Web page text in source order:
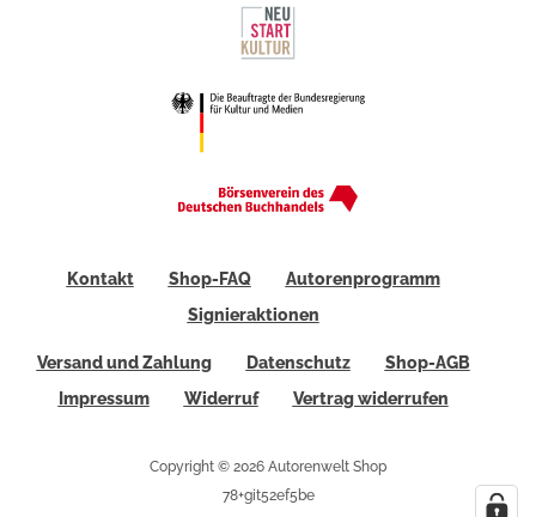
Kontakt Shop-FAQ
Autorenprogramm
Signieraktionen
Versand und Zahlung Datenschutz
Shop-AGB
Impressum
Widerruf Vertrag widerrufen
Copyright © 2026 Autorenwelt Shop
78+git52ef5be